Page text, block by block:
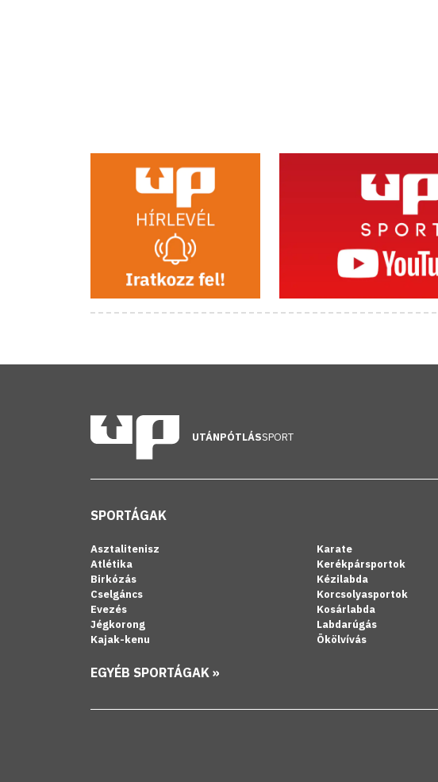
UTÁNPÓTLÁSSPORT
SPORTÁGAK
Asztalitenisz
Atlétika
Birkózás
Cselgáncs
Evezés
Jégkorong
Kajak-kenu
Karate
Kerékpársportok
Kézilabda
Korcsolyasportok
Kosárlabda
Labdarúgás
Ökölvívás
EGYÉB SPORTÁGAK »